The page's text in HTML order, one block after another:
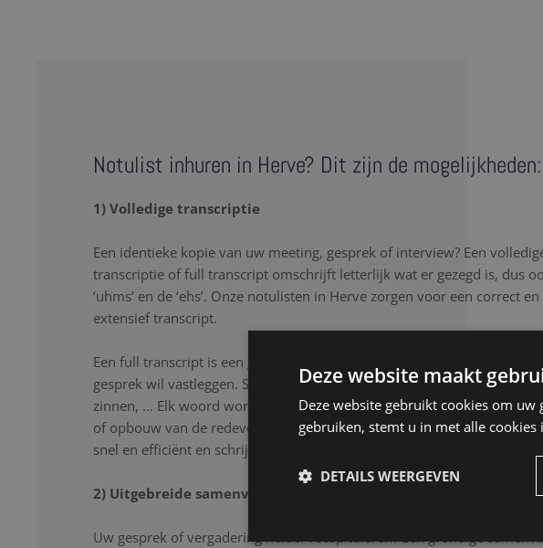
Notulist inhuren in Herve? Dit zijn de mogelijkheden:
1) Volledige transcriptie
Een identieke kopie van uw meeting, gesprek of interview? Een
transcriptie of full transcript omschrijft letterlijk wat er gezegd is, dus
‘uhms’ en de ‘ehs’. Onze notulisten in Herve zorgen voor een correct en
extensief transcript.
Een full transcript is een goede oplossing als u letterlijk elk detail van het
gesprek wil vastleggen. Stopwoorden, herhalingen, spreektaal of
zinnen, … Elk woord wordt nauwkeurig genoteerd, ongeacht de
of opbouw van de redevoering. Onze notulisten luisteren aandachtig,
snel en efficiënt en schrijven uw gesprek letter voor letter uit.
2) Uitgebreide samenvatting
Uw gesprek of vergadering helder recapituleren? Een grondige
Deze website maakt
Deze website gebruikt cookies om
gebruiken, stemt u in met alle
DETAILS WEERGEVEN